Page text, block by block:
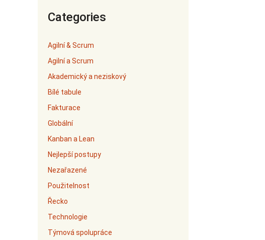
Categories
Agilní & Scrum
Agilní a Scrum
Akademický a neziskový
Bílé tabule
Fakturace
Globální
Kanban a Lean
Nejlepší postupy
Nezařazené
Použitelnost
Řecko
Technologie
Týmová spolupráce